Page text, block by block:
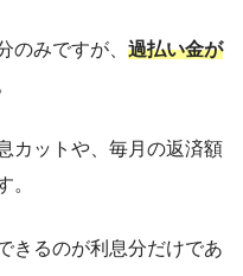
のみですが、 過払い金が
カットや、毎月の返済額
。
きるのが利息分だけであ